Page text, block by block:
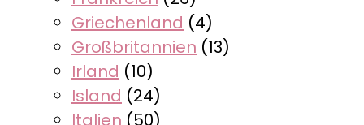
Griechenland (4)
Großbritannien (13)
Irland (10)
Island (24)
Italien (50)